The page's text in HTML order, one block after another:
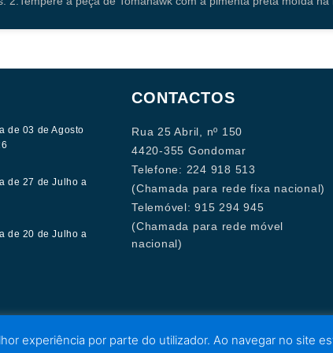
de 03 de Agosto
de 27 de Julho a
de 20 de Julho a
CONTACTOS
Rua 25 Abril, nº 150
4420-355 Gondomar
Telefone: 224 918 513
(Chamada para rede fixa nacional)
Telemóvel: 915 294 945
(Chamada para rede móvel
nacional)
experiência por parte do utilizador. Ao navegar no site